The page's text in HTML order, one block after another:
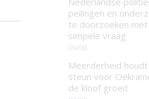
peilingen en
te doorzoeken met
simpele vraag
09/08
Meerderheid
steun voor
de kloof groeit